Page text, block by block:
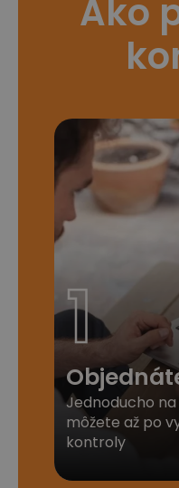
Ako
1
Jednoducho
môžete až po
kontroly